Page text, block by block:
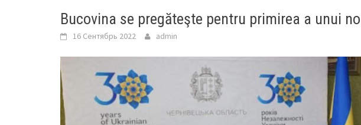
Bucovina se pregăteşte pentru primirea a unui
16 Сентябрь 2022 admin